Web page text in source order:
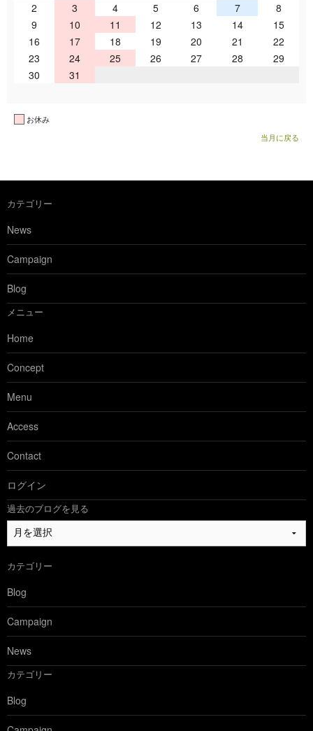
2
3 4 5 6 7
8
9
10 11 12 13 14
15
16
17 18 19 20 21
22
23
24 25 26 27 28
29
30
31
お休み
当月に戻る
カテゴリー
News
Campaign
Blog
メニュー
Home
Concept
Menu
Access
Contact
ログイン
過去のブログを見る
過
去
ブ
ロ
グ
を
見
る
カテゴリー
Blog
Campaign
News
カテゴリー
Blog